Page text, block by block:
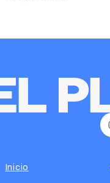
Inicio